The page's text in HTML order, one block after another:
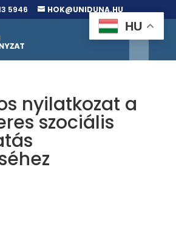
5946 HOK@UNIDUNA.HU
nyilatkozat a
szociális
HU